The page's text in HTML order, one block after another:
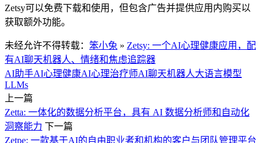
Zetsy可以免费下载和使用，但包含广告并提供应用内购买以
获取额外功能。
未经允许不得转载： 笨小兔 » Zetsy: 一个AI心理健康应用，配
有AI聊天机器人、情绪和焦虑追踪器
AI助手AI心理健康AI心理治疗师AI聊天机器人大语言模型
LLMs
上一篇
Zetta: 一体化的数据分析平台，具有 AI 数据分析师和自动化
洞察能力 下一篇
Zetpe: 一款基于AI的自由职业者和机构的客户与团队管理平台